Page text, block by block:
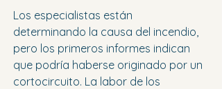
Los especialistas están
determinando la causa del incendio,
pero los primeros informes indican
que podría haberse originado por un
cortocircuito. La labor de los